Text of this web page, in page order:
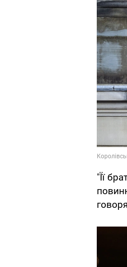
"Її